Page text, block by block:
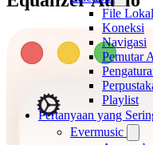
File Lokal
Koneksi
Navigasi
Pemutar
Playlist
Pertanyaan yang
Evermusic